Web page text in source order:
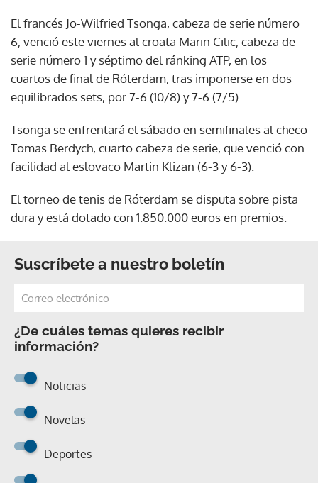
El francés Jo-Wilfried Tsonga, cabeza de serie número
6, venció este viernes al croata Marin Cilic, cabeza de
serie número 1 y séptimo del ránking ATP, en los
cuartos de final de Róterdam, tras imponerse en dos
equilibrados sets, por 7-6 (10/8) y 7-6 (7/5).
Tsonga se enfrentará el sábado en semifinales al checo
Tomas Berdych, cuarto cabeza de serie, que venció con
facilidad al eslovaco Martin Klizan (6-3 y 6-3).
El torneo de tenis de Róterdam se disputa sobre pista
dura y está dotado con 1.850.000 euros en premios.
Suscríbete a nuestro boletín
¿De cuáles temas quieres recibir
información?
Noticias
Novelas
Deportes